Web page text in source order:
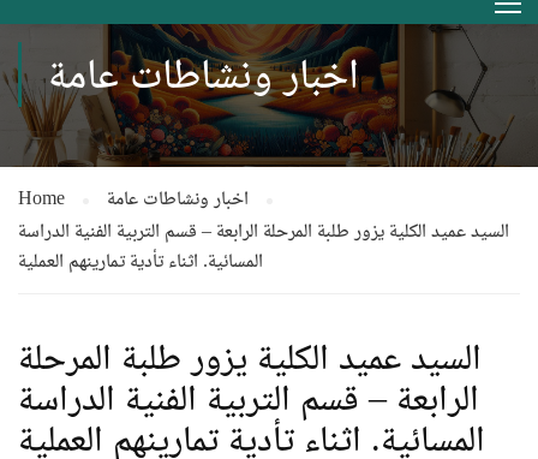
اخبار ونشاطات عامة
Home
اخبار ونشاطات عامة
السيد عميد الكلية يزور طلبة المرحلة الرابعة – قسم التربية الفنية الدراسة
المسائية. اثناء تأدية تمارينهم العملية
السيد عميد الكلية يزور طلبة المرحلة
الرابعة – قسم التربية الفنية الدراسة
المسائية. اثناء تأدية تمارينهم العملية